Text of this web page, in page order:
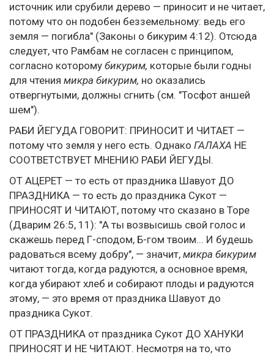
источник или срубили дерево — приносит и не читает,
потому что он подобен безземельному: ведь его
земля — погибла" (Законы о бикурим 4:12). Отсюда
следует, что Рамбам не согласен с принципом,
согласно которому бикурим, которые были годны
для чтения микра бикурим, но оказались
отвергнутыми, должны сгнить (см. "Тосфот аншей
шем").
РАБИ ЙЕГУДА ГОВОРИТ: ПРИНОСИТ И ЧИТАЕТ —
потому что земля у него есть. Однако ГАЛАХА НЕ
СООТВЕТСТВУЕТ МНЕНИЮ РАБИ ЙЕГУДЫ.
ОТ АЦЕРЕТ — то есть от праздника Шавуот ДО
ПРАЗДНИКА — то есть до праздника Сукот —
ПРИНОСЯТ И ЧИТАЮТ, потому что сказано в Торе
(Дварим 26:5, 11): "А ты возвысишь свой голос и
скажешь перед Г-сподом, Б-гом твоим... И будешь
радоваться всему добру", — значит, микра бикурим
читают тогда, когда радуются, а основное время,
когда убирают хлеб и собирают плоды и радуются
этому, — это время от праздника Шавуот до
праздника Сукот.
ОТ ПРАЗДНИКА от праздника Сукот ДО ХАНУКИ
ПРИНОСЯТ И НЕ ЧИТАЮТ. Несмотря на то, что